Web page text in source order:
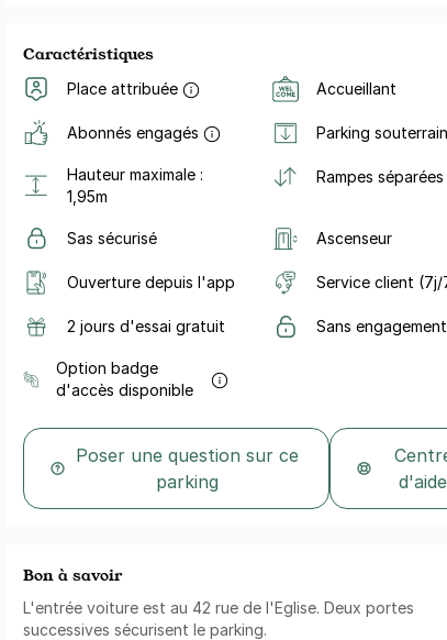
Caractéristiques
Place attribuée Accueillant
Abonnés engagés Parking souterrain
Hauteur maximale :
1,95m
Rampes séparées
Sas sécurisé Ascenseur
Ouverture depuis l'app Service client (7j/
2 jours d'essai gratuit Sans engagement
Option badge
d'accès disponible
Poser une question sur ce
parking
d'aide
Bon à savoir
L'entrée voiture est au 42 rue de l'Eglise. Deux portes
successives sécurisent le parking.